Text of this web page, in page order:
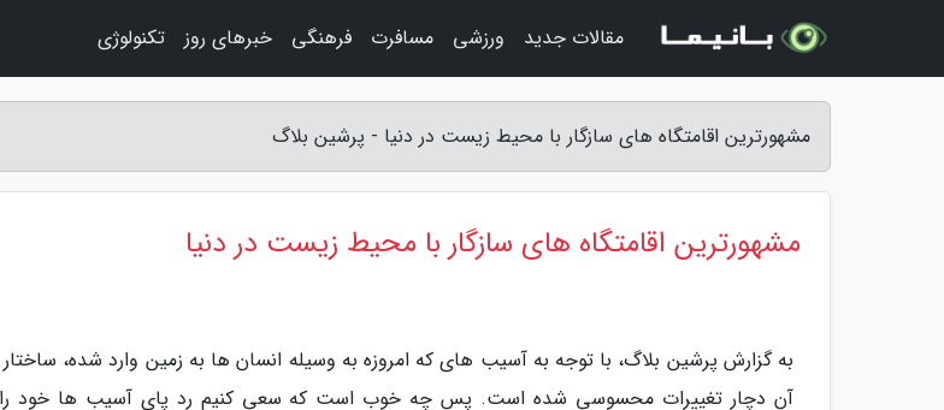
مشهورترین اقامتگاه های سازگار با محیط زیست در دنیا - پرشین بلاگ
مشهورترین اقامتگاه های سازگار با محیط زیست در دنیا
به گزارش پرشین بلاگ، با توجه به آسیب های که امروزه به وسیله انسان ها به زمین وارد شده،
آن دچار تغییرات محسوسی شده است. پس چه خوب است که سعی کنیم رد پای آسیب ها خود
مقالات جدید ورزشی مسافرت فرهنگی خبرهای روز تکنولوژی